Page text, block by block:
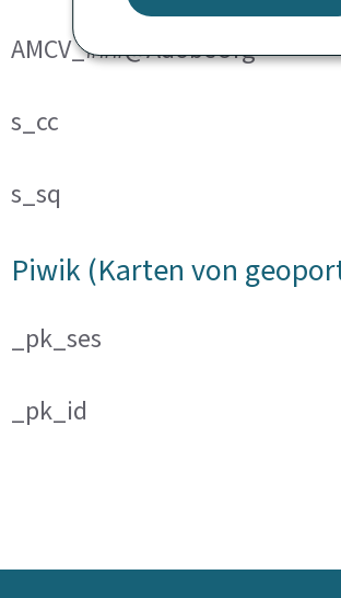
AMCV_###@AdobeOrg
s_cc
s_sq
Piwik (Karten von
_pk_ses
_pk_id